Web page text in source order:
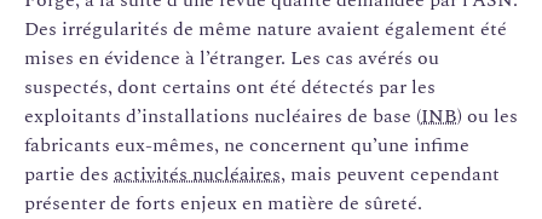
Des irrégularités de même nature avaient également été
mises en évidence à l’étranger. Les cas avérés ou
suspectés, dont certains ont été détectés par les
exploitants d’installations nucléaires de base (INB) ou les
fabricants eux-mêmes, ne concernent qu’une infime
partie des activités nucléaires, mais peuvent cependant
présenter de forts enjeux en matière de sûreté.